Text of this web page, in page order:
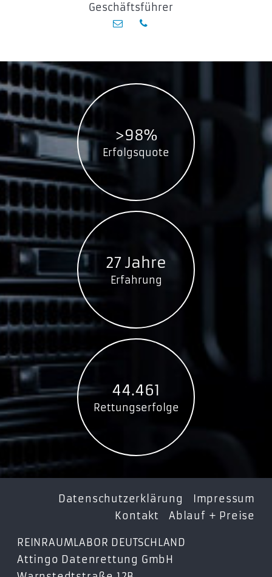
Geschäftsführer
>98%
Erfolgsquote
27 Jahre
Erfahrung
44.461
Rettungserfolge
Datenschutzerklärung
Impressum
Kontakt
Ablauf + Preise
REINRAUMLABOR DEUTSCHLAND
Attingo Datenrettung GmbH